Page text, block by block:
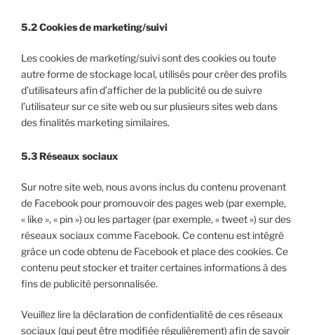
5.2 Cookies de marketing/suivi
Les cookies de marketing/suivi sont des cookies ou toute
autre forme de stockage local, utilisés pour créer des profils
d’utilisateurs afin d’afficher de la publicité ou de suivre
l’utilisateur sur ce site web ou sur plusieurs sites web dans
des finalités marketing similaires.
5.3 Réseaux sociaux
Sur notre site web, nous avons inclus du contenu provenant
de Facebook pour promouvoir des pages web (par exemple,
« like », « pin ») ou les partager (par exemple, « tweet ») sur des
réseaux sociaux comme Facebook. Ce contenu est intégré
grâce un code obtenu de Facebook et place des cookies. Ce
contenu peut stocker et traiter certaines informations à des
fins de publicité personnalisée.
Veuillez lire la déclaration de confidentialité de ces réseaux
sociaux (qui peut être modifiée régulièrement) afin de savoir